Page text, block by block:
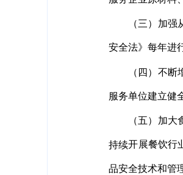
（三）加
安全法》每年进
（四）不
服务单位建立健
（五）加
持续开展餐饮行
品安全技术和管